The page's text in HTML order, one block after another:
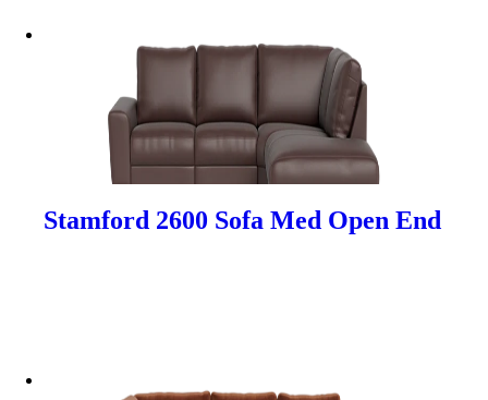
Stamford 2600 Sofa Med Open End